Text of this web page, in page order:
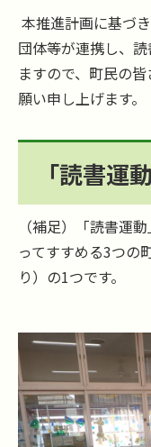
本推進計画に基づ
団体等が連携し、
ますので、町民の
願い申し上げます。
「読書運
（補足）「読書運
ってすすめる3つの
り）の1つです。